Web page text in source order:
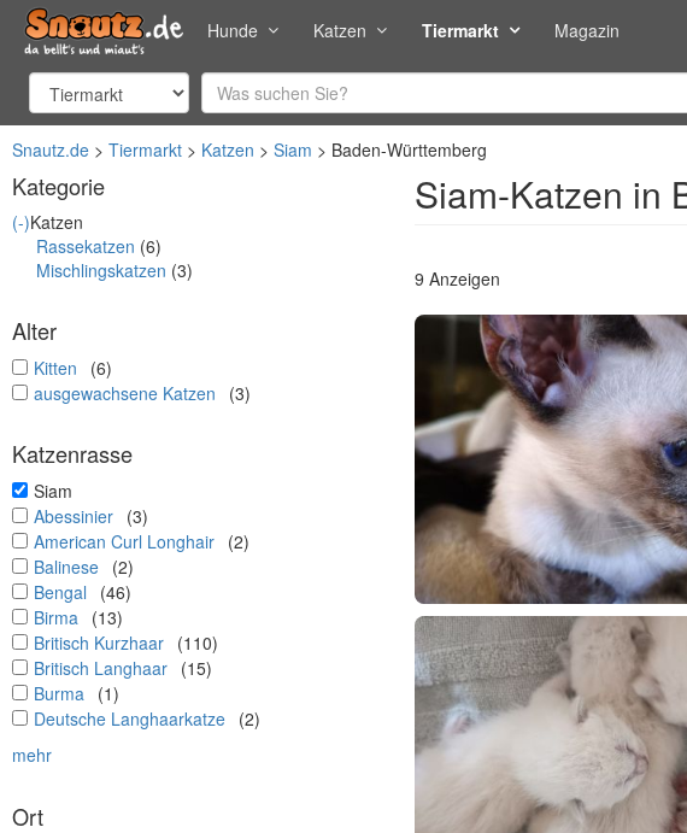
Hunde Katzen Tiermarkt Magazin
Snautz.de Tiermarkt Katzen Siam Baden-Württemberg
Kategorie
(-)Katzen
Rassekatzen (6)
Mischlingskatzen (3)
Alter
undefined
Kitten
(6)
undefined
ausgewachsene Katzen (3)
Katzenrasse
undefined
Siam
undefined
Abessinier (3)
undefined
American Curl Longhair (2)
undefined
Balinese (2)
undefined
Bengal
(46)
undefined
Birma (13)
undefined
Britisch Kurzhaar (110)
undefined
Britisch Langhaar (15)
undefined
Burma (1)
undefined
Deutsche Langhaarkatze (2)
mehr
Ort
Siam-Katzen in
9 Anzeigen